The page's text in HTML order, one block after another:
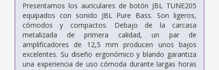
Presentamos los auriculares de botón JBL TUNE205
equipados con sonido JBL Pure Bass. Son ligeros,
cómodos y compactos. Debajo de la carcasa
metalizada de primera calidad, un par de
amplificadores de 12,5 mm producen unos bajos
excelentes. Su diseño ergonómico y blando garantiza
una experiencia de uso cómoda durante largas horas